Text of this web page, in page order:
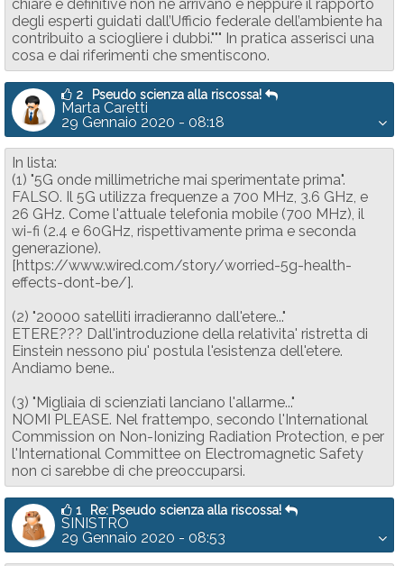
chiare e definitive non ne arrivano e neppure il rapporto
degli esperti guidati dall’Ufficio federale dell’ambiente ha
contribuito a sciogliere i dubbi.""" In pratica asserisci una
cosa e dai riferimenti che smentiscono.
2 Pseudo scienza alla riscossa!
Marta Caretti
29 Gennaio 2020 - 08:18
In lista:
(1) "5G onde millimetriche mai sperimentate prima".
FALSO. Il 5G utilizza frequenze a 700 MHz, 3.6 GHz, e
26 GHz. Come l'attuale telefonia mobile (700 MHz), il
wi-fi (2.4 e 60GHz, rispettivamente prima e seconda
generazione).
[https://www.wired.com/story/worried-5g-health-
effects-dont-be/].
(2) "20000 satelliti irradieranno dall'etere..."
ETERE??? Dall'introduzione della relativita' ristretta di
Einstein nessono piu' postula l'esistenza dell'etere.
Andiamo bene..
(3) "Migliaia di scienziati lanciano l'allarme..."
NOMI PLEASE. Nel frattempo, secondo l'International
Commission on Non-Ionizing Radiation Protection, e per
l'International Committee on Electromagnetic Safety
non ci sarebbe di che preoccuparsi.
1 Re: Pseudo scienza alla riscossa!
SINISTRO
29 Gennaio 2020 - 08:53